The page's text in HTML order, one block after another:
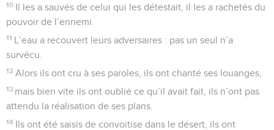
10 Il les a sauvés de celui qui les détestait, il les a rachetés du
pouvoir de l’ennemi.
11 L’eau a recouvert leurs adversaires : pas un seul n’a
survécu.
12 Alors ils ont cru à ses paroles, ils ont chanté ses louanges,
13 mais bien vite ils ont oublié ce qu’il avait fait, ils n’ont pas
attendu la réalisation de ses plans.
14 Ils ont été saisis de convoitise dans le désert, ils ont